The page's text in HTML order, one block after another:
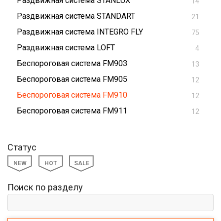
Раздвижная система STANDART 21
Раздвижная система INTEGRO FLY 75
Раздвижная система LOFT 4
Беспороговая система FM903 13
Беспороговая система FM905 12
Беспороговая система FM910 12
Беспороговая система FM911 12
Статус
NEW HOT SALE
Поиск по разделу